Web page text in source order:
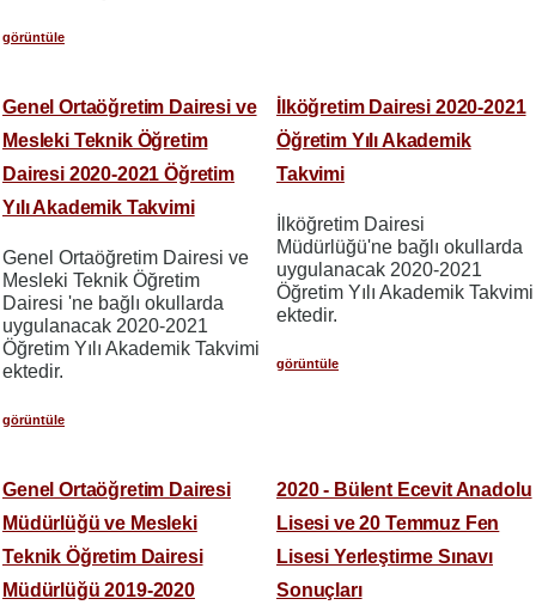
görüntüle
Genel Ortaöğretim Dairesi ve
Mesleki Teknik Öğretim
Dairesi 2020-2021 Öğretim
Yılı Akademik Takvimi
Genel Ortaöğretim Dairesi ve
Mesleki Teknik Öğretim
Dairesi 'ne bağlı okullarda
uygulanacak 2020-2021
Öğretim Yılı Akademik Takvimi
ektedir.
görüntüle
İlköğretim Dairesi 2020-2021
Öğretim Yılı Akademik
Takvimi
İlköğretim Dairesi
Müdürlüğü'ne bağlı okullarda
uygulanacak 2020-2021
Öğretim Yılı Akademik Takvimi
ektedir.
görüntüle
Genel Ortaöğretim Dairesi
Müdürlüğü ve Mesleki
Teknik Öğretim Dairesi
Müdürlüğü 2019-2020
2020 - Bülent Ecevit Anadolu
Lisesi ve 20 Temmuz Fen
Lisesi Yerleştirme Sınavı
Sonuçları